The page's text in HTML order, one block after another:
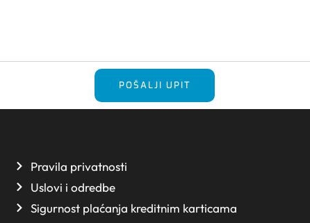
POŠALJI UPIT
Pravila privatnosti
Uslovi i odredbe
Sigurnost plaćanja kreditnim karticama